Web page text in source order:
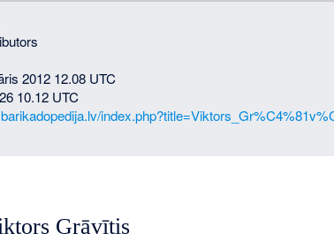
2012 12.08 UTC
10.12 UTC
Grāvītis